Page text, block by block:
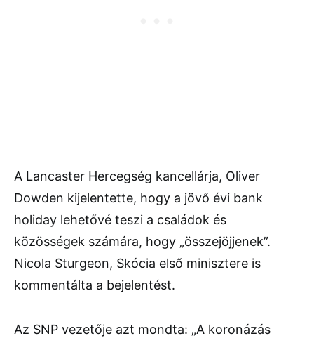
A Lancaster Hercegség kancellárja, Oliver
Dowden kijelentette, hogy a jövő évi bank
holiday lehetővé teszi a családok és
közösségek számára, hogy „összejöjjenek”.
Nicola Sturgeon, Skócia első minisztere is
kommentálta a bejelentést.
Az SNP vezetője azt mondta: „A koronázás